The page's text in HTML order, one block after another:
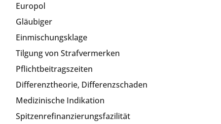
Europol
Gläubiger
Einmischungsklage
Tilgung von Strafvermerken
Pflichtbeitragszeiten
Differenztheorie, Differenzschaden
Medizinische Indikation
Spitzenrefinanzierungsfazilität